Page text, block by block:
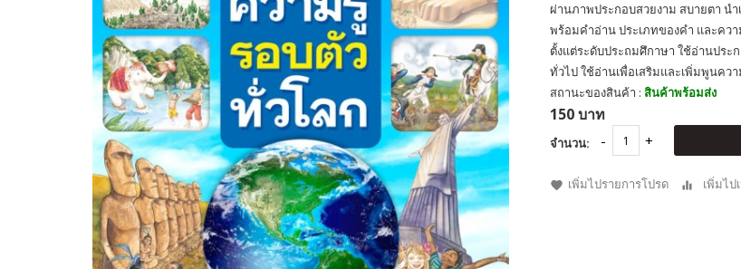
ผ่านภาพประกอบสวยงาม สบายตา น
พร้อมคำอ่าน ประเภทของคำ และคว
ตั้งแต่ระดับประถมศึกาษา ใช้อ่านประ
ทั่วไป ใช้อ่านเพื่อเสริมและเพิ่มพูนคว
สถานะของสินค้า : สินค้าพร้อมส่ง
150 บาท
จำนวน:
เพิ่มไปรายการโปรด เพิ่มไป